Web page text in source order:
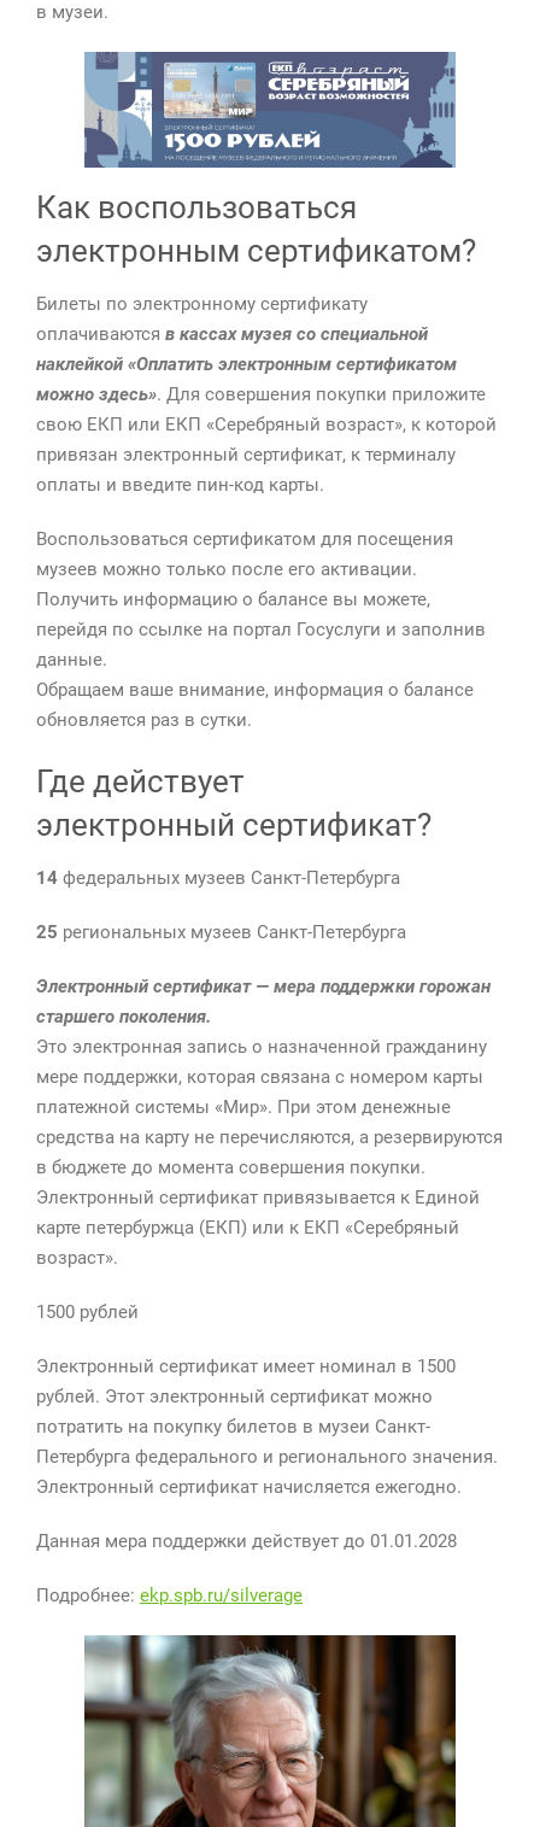
в музеи.
Как воспользоваться
электронным сертификатом?
Билеты по электронному сертификату
оплачиваются в кассах музея со специальной
наклейкой «Оплатить электронным сертификатом
можно здесь». Для совершения покупки приложите
свою ЕКП или ЕКП «Серебряный возраст», к которой
привязан электронный сертификат, к терминалу
оплаты и введите пин-код карты.
Воспользоваться сертификатом для посещения
музеев можно только после его активации.
Получить информацию о балансе вы можете,
перейдя по ссылке на портал Госуслуги и заполнив
данные.
Обращаем ваше внимание, информация о балансе
обновляется раз в сутки.
Где действует
электронный сертификат?
14 федеральных музеев Санкт-Петербурга
25 региональных музеев Санкт-Петербурга
Электронный сертификат — мера поддержки горожан
старшего поколения.
Это электронная запись о назначенной гражданину
мере поддержки, которая связана с номером карты
платежной системы «Мир». При этом денежные
средства на карту не перечисляются, а резервируются
в бюджете до момента совершения покупки.
Электронный сертификат привязывается к Единой
карте петербуржца (ЕКП) или к ЕКП «Серебряный
возраст».
1500 рублей
Электронный сертификат имеет номинал в 1500
рублей. Этот электронный сертификат можно
потратить на покупку билетов в музеи Санкт-
Петербурга федерального и регионального значения.
Электронный сертификат начисляется ежегодно.
Данная мера поддержки действует до 01.01.2028
Подробнее: ekp.spb.ru/silverage